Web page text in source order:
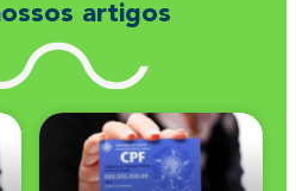
artigos